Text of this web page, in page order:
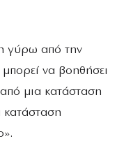
γύρω από την
να βοηθήσει
μια κατάσταση
κατάσταση